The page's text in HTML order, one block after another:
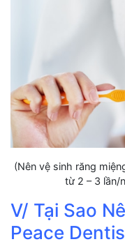
(Nên vệ sinh răng
từ 2 – 3 lần/
V/ Tại Sao
Peace